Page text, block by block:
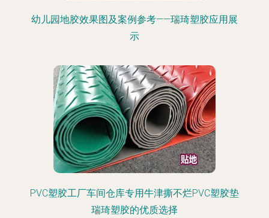
幼儿园地胶效果图及案例参考——瑞琦塑胶应用展
示
PVC塑胶工厂车间仓库专用牛津撕不烂PVC塑胶垫
瑞琦塑胶的优质选择